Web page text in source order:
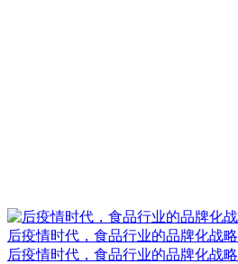
后疫情时代，食品行业的品牌化战略
后疫情时代，食品行业的品牌化战略